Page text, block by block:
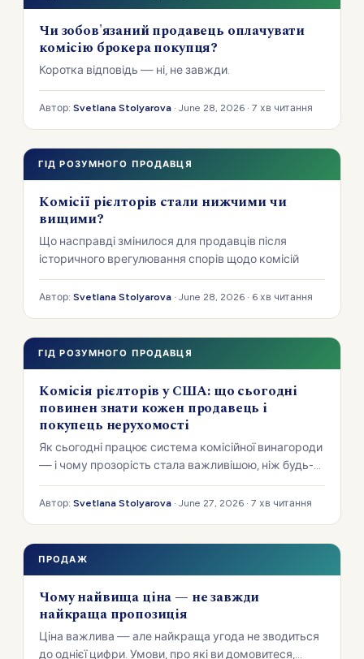
Чи зобов'язаний продавець оплачувати
комісію брокера покупця?
Коротка відповідь — ні, не завжди.
Автор: Svetlana Stolyarova · June 28, 2026 · 7 хв читання
ГІД РОЗУМНОГО ПРОДАВЦЯ
Комісії рієлторів стали нижчими чи
вищими?
Що насправді змінилося для продавців після
історичного врегулювання спорів щодо комісій
Автор: Svetlana Stolyarova · June 28, 2026 · 6 хв читання
ГІД РОЗУМНОГО ПРОДАВЦЯ
Комісія рієлторів у США: що сьогодні
повинен знати кожен продавець і
покупець нерухомості
Як сьогодні працює система комісійної винагороди
— і чому прозорість стала важливішою, ніж будь-
коли.
Автор: Svetlana Stolyarova · June 27, 2026 · 7 хв читання
ПРОДАЖ
Чому найвища ціна — не завжди
найкраща пропозиція
Ціна важлива — але найкраща угода не зводиться
до однієї цифри. Умови, про які ви домовитеся,